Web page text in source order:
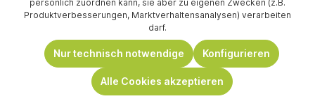
persönlich zuordnen kann, sie aber zu eigenen Zwecken (z.B.
Produktverbesserungen, Marktverhaltensanalysen) verarbeiten
darf.
Nur technisch notwendige Konfigurieren
Alle Cookies akzeptieren